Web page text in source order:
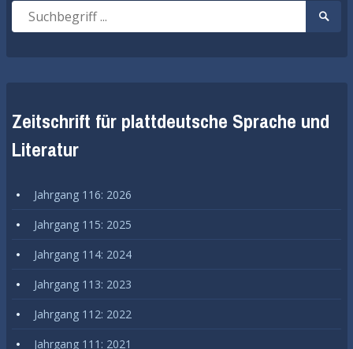
Suche
nach:
Suche
Zeitschrift für plattdeutsche Sprache und
Literatur
Jahrgang 116: 2026
Jahrgang 115: 2025
Jahrgang 114: 2024
Jahrgang 113: 2023
Jahrgang 112: 2022
Jahrgang 111: 2021